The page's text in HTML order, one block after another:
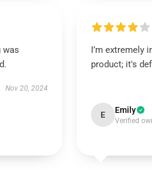
was
Nov 20, 2024
I’m extremely
product; it's
E Emily
Verified